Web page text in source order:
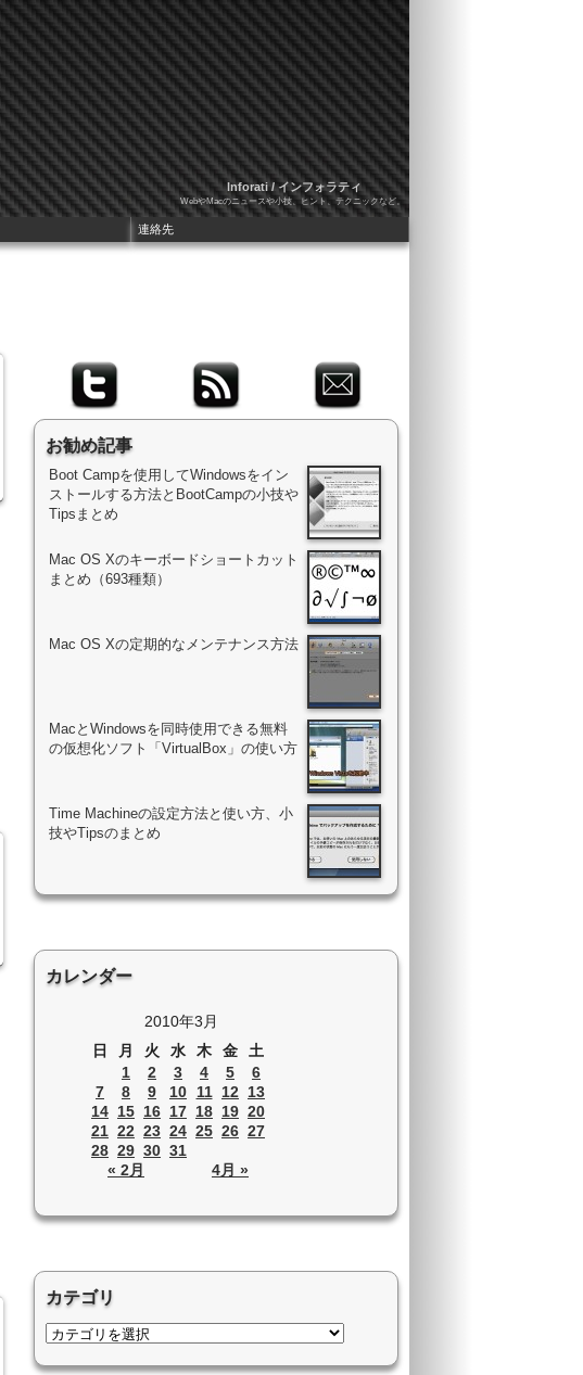
Inforati / インフォラティ
WebやMacのニュースや小技、ヒント、テクニックなど。
お勧め記事
Boot Campを使用してWindowsをイン
ストールする方法とBootCampの小技や
Tipsまとめ
Mac OS Xのキーボードショートカット
まとめ（693種類）
Mac OS Xの定期的なメンテナンス方法
MacとWindowsを同時使用できる無料
の仮想化ソフト「VirtualBox」の使い方
Time Machineの設定方法と使い方、小
技やTipsのまとめ
カレンダー
2010年3月
日
月 火 水 木 金 土
« 2月 4月 »
1 2 3 4 5
6
7
8 9 10 11 12 13
14 15 16 17 18 19 20
21 22 23 24 25 26 27
28 29 30 31
カテゴリ
連絡先